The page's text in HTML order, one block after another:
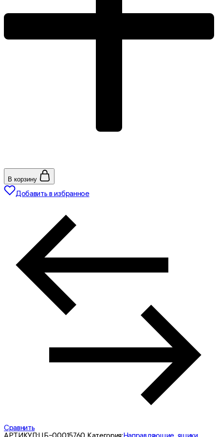
В корзину
Добавить в избранное
Сравнить
АРТИКУЛ: ЦБ-00015760 Категория: Направляющие, ящики,